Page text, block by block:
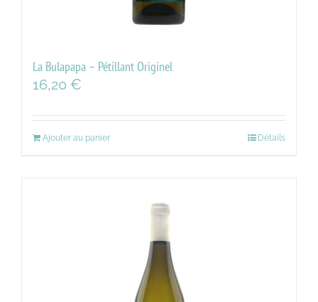
La Bulapapa – Pétillant Originel
16,20 €
Ajouter au panier Détails